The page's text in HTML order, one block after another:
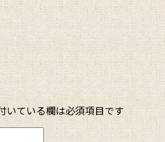
いている欄は必須項目です